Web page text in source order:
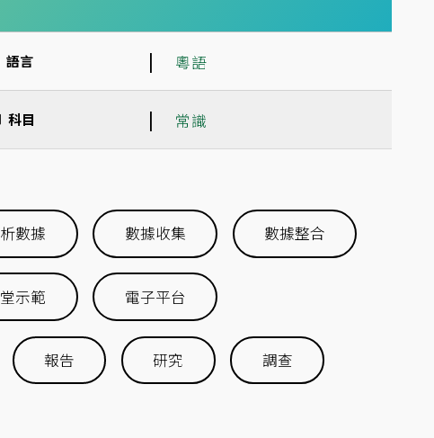
語言 | 粵語
科目 | 常識
數據 數據收集 數據整合
示範 電子平台
報告 研究 調查